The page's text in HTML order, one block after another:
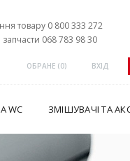
товару 0 800 333 272
068 783 98 30
ОБРАНЕ (0) ВХІД
WC ЗМІШУВАЧІ ТА